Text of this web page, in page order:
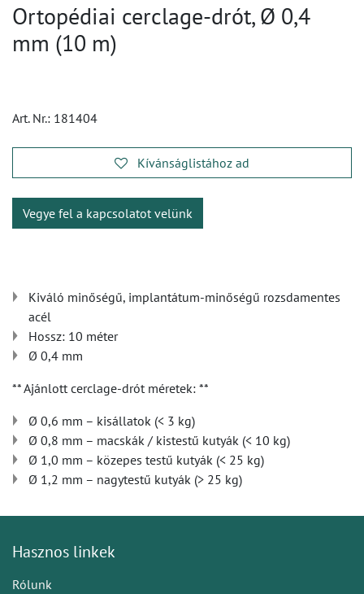
Ortopédiai cerclage-drót, Ø 0,4
mm (10 m)
Art. Nr.: 181404
Kívánságlistához ad
Vegye fel a kapcsolatot velünk
Kiváló minőségű, implantátum-minőségű rozsdamentes
acél
Hossz: 10 méter
Ø 0,4 mm
** Ajánlott cerclage-drót méretek: **
Ø 0,6 mm – kisállatok (< 3 kg)
Ø 0,8 mm – macskák / kistestű kutyák (< 10 kg)
Ø 1,0 mm – közepes testű kutyák (< 25 kg)
Ø 1,2 mm – nagytestű kutyák (> 25 kg)
Hasznos linkek
Rólunk